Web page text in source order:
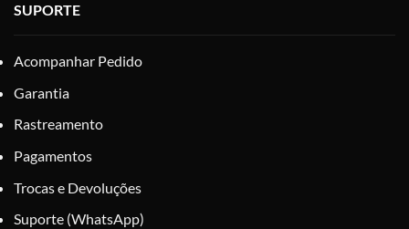
SUPORTE
Acompanhar Pedido
Garantia
Rastreamento
Pagamentos
Trocas e Devoluções
Suporte (WhatsApp)